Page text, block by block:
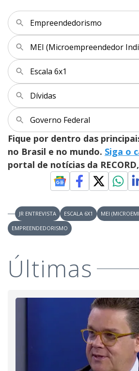
Empreendedorismo
MEI (Microempreendedor
Escala 6x1
Dívidas
Governo Federal
Fique por dentro das
no Brasil e no mundo. Siga o
portal de notícias da
JR ENTREVISTA ESCALA 6X1
MEI
EMPREENDEDORISMO
Últimas